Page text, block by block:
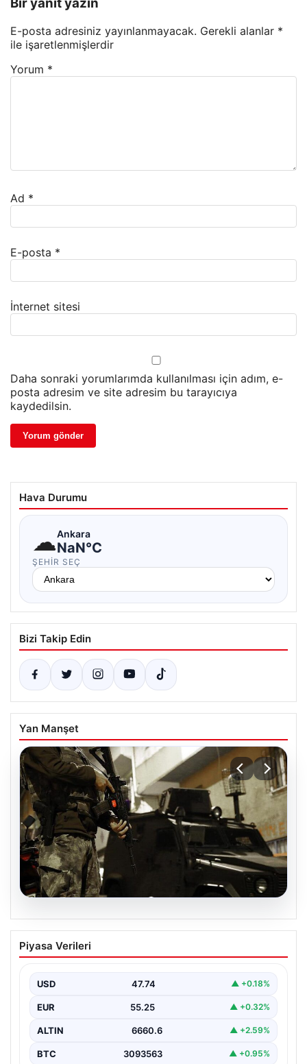
Bir yanıt yazın
E-posta adresiniz yayınlanmayacak. Gerekli alanlar *
ile işaretlenmişlerdir
Yorum *
Ad *
E-posta *
İnternet sitesi
Daha sonraki yorumlarımda kullanılması için adım, e-
posta adresim ve site adresim bu tarayıcıya
kaydedilsin.
Hava Durumu
☁Ankara
NaN°C
ŞEHIR SEÇ
Bizi Takip Edin
Yan Manşet
Terör Örgütü DAEŞ’e Karşı Geniş
Kapsamlı Operasyonlar
gerçekleştirilen önemli operasyonlar sonucunda, DAEŞ
terror örgütüne yönelik kapsamlı adımlar…
Piyasa Verileri
USD 47.74 ▲ +0.18%
EUR 55.25 ▲ +0.32%
ALTIN 6660.6 ▲ +2.59%
BTC 3093563 ▲ +0.95%